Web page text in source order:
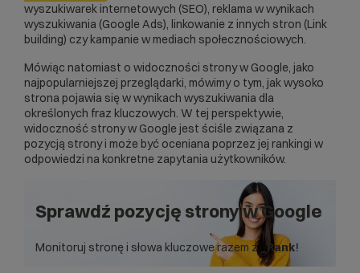
wyszukiwarek internetowych (SEO), reklama w wynikach
wyszukiwania (Google Ads), linkowanie z innych stron (Link
building) czy kampanie w mediach społecznościowych.
Mówiąc natomiast o widoczności strony w Google, jako
najpopularniejszej przeglądarki, mówimy o tym, jak wysoko
strona pojawia się w wynikach wyszukiwania dla
określonych fraz kluczowych. W tej perspektywie,
widoczność strony w Google jest ściśle związana z
pozycją strony i może być oceniana poprzez jej rankingi w
odpowiedzi na konkretne zapytania użytkowników.
Sprawdź pozycję strony w Google
Monitoruj stronę i słowa kluczowe razem z _Rank!